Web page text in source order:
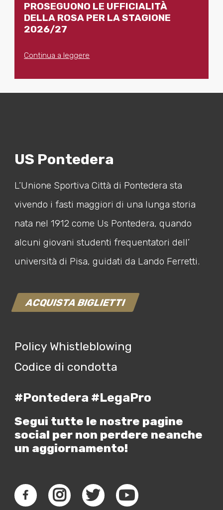
PROSEGUONO LE UFFICIALITÀ
DELLA ROSA PER LA STAGIONE
2026/27
Continua a leggere
US Pontedera
L’Unione Sportiva Città di Pontedera sta
vivendo i fasti maggiori di una lunga storia
nata nel 1912 come Us Pontedera, quando
alcuni giovani studenti frequentatori dell’
università di Pisa, guidati da Lando Ferretti.
ACQUISTA BIGLIETTI
Policy Whistleblowing
Codice di condotta
#Pontedera #LegaPro
Segui tutte le nostre pagine
social per non perdere neanche
un aggiornamento!